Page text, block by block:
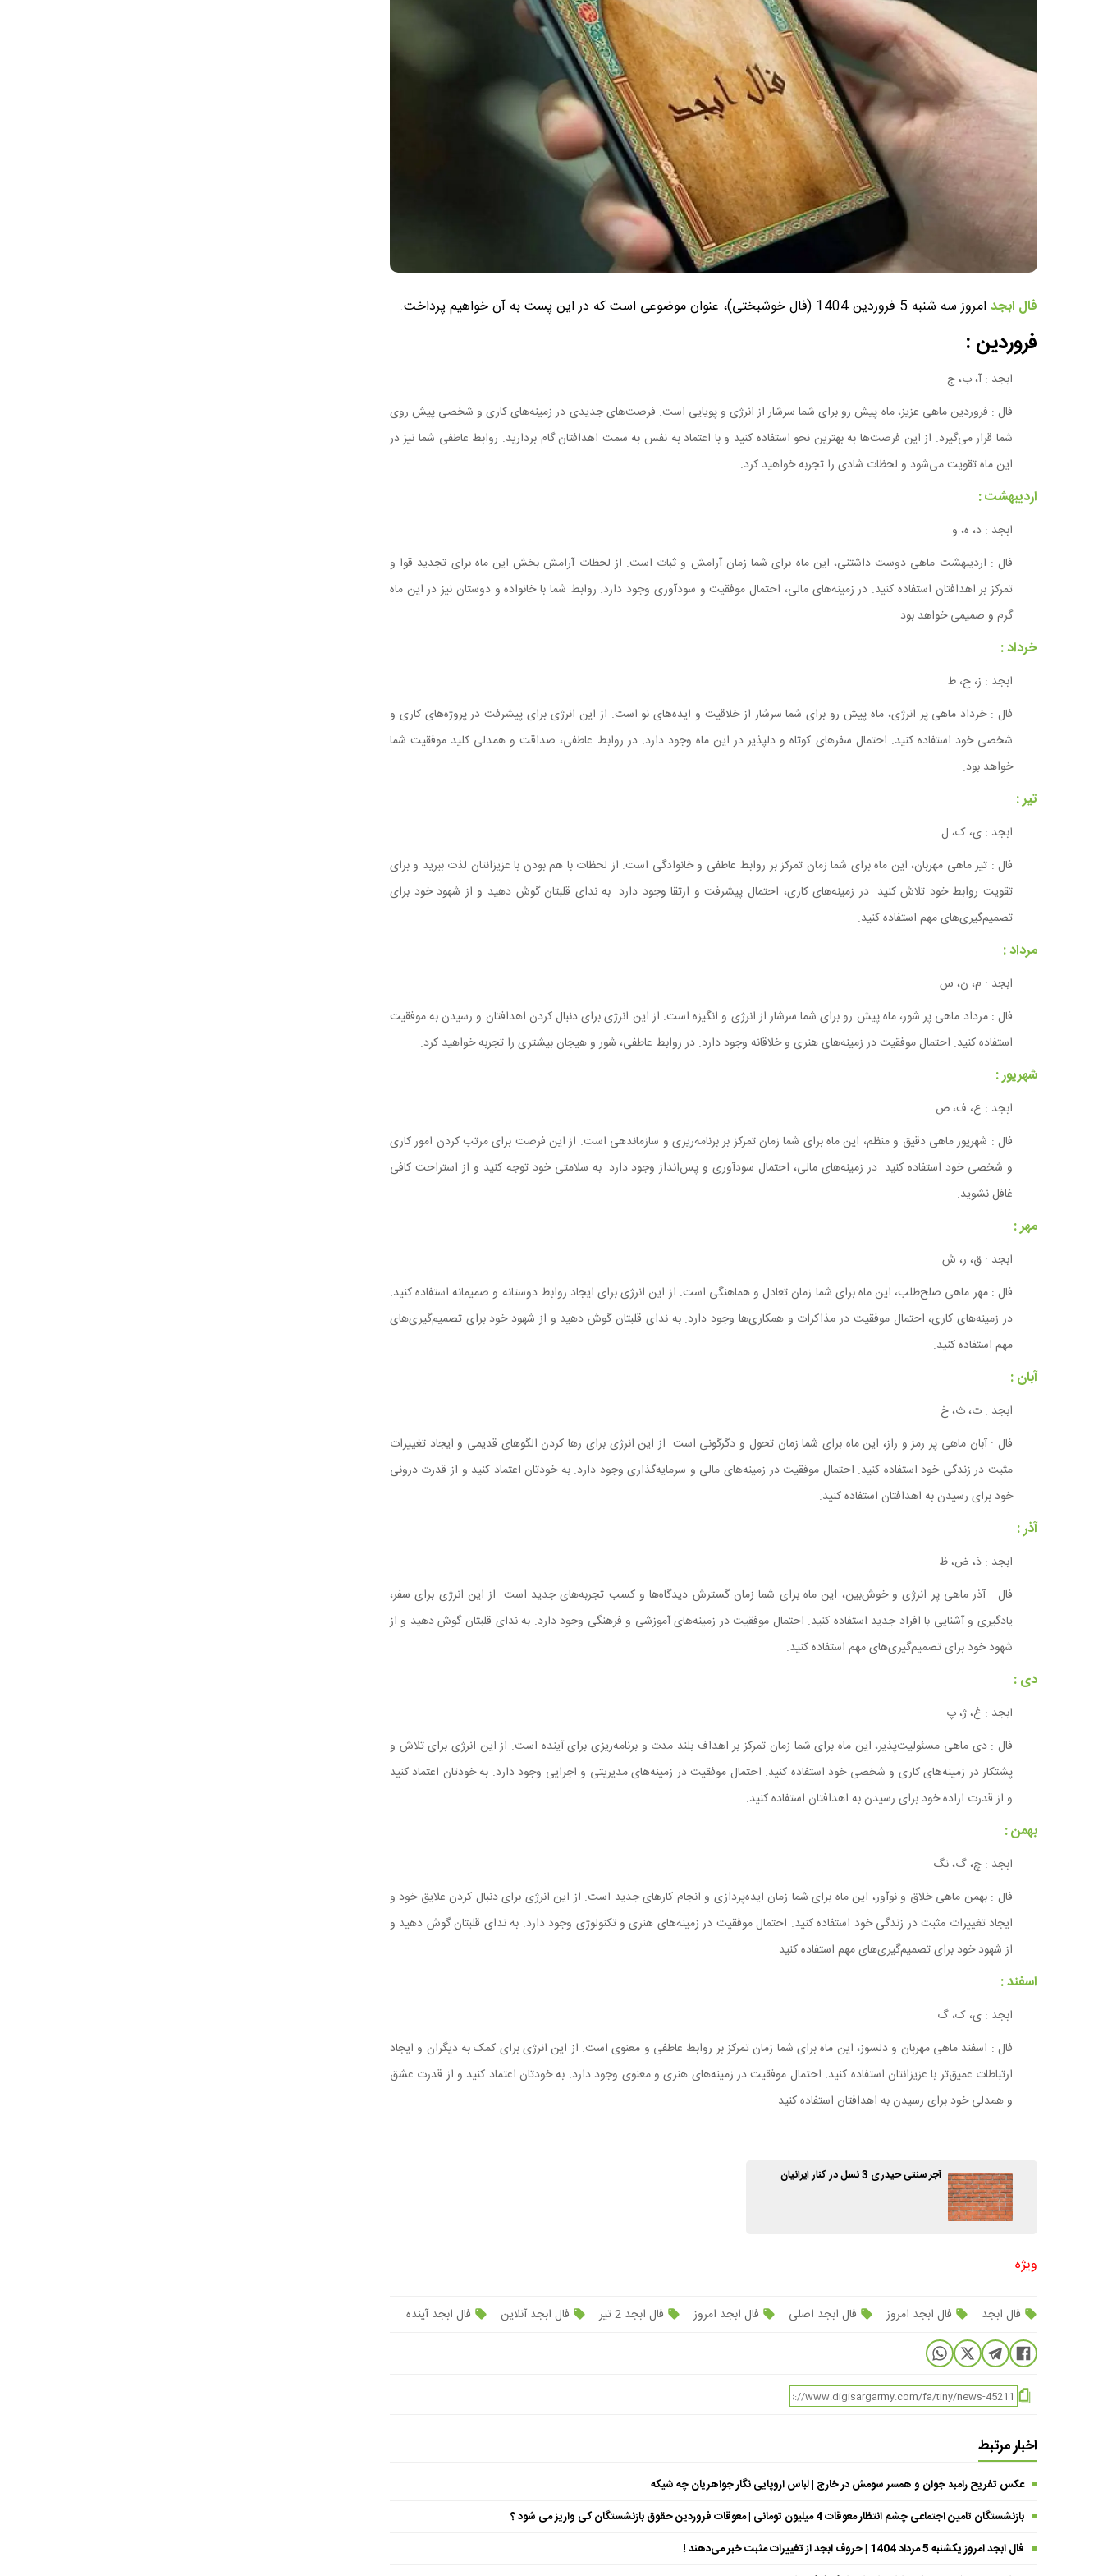
فال ابجد امروز سه شنبه 5 فروردین 1404 (فال خوشبختی)، عنوان موضوعی است که در این پست به آن خواهیم پرداخت.
فروردین :
ابجد : آ، ب، ج
فال : فروردین ماهی عزیز، ماه پیش رو برای شما سرشار از انرژی و پویایی است. فرصت‌های جدیدی در زمینه‌های کاری و شخصی پیش روی
شما قرار می‌گیرد. از این فرصت‌ها به بهترین نحو استفاده کنید و با اعتماد به نفس به سمت اهدافتان گام بردارید. روابط عاطفی شما نیز در
این ماه تقویت می‌شود و لحظات شادی را تجربه خواهید کرد.
اردیبهشت :
ابجد : د، ه، و
فال : اردیبهشت ماهی دوست داشتنی، این ماه برای شما زمان آرامش و ثبات است. از لحظات آرامش بخش این ماه برای تجدید قوا و
تمرکز بر اهدافتان استفاده کنید. در زمینه‌های مالی، احتمال موفقیت و سودآوری وجود دارد. روابط شما با خانواده و دوستان نیز در این ماه
گرم و صمیمی خواهد بود.
خرداد :
ابجد : ز، ح، ط
فال : خرداد ماهی پر انرژی، ماه پیش رو برای شما سرشار از خلاقیت و ایده‌های نو است. از این انرژی برای پیشرفت در پروژه‌های کاری و
شخصی خود استفاده کنید. احتمال سفرهای کوتاه و دلپذیر در این ماه وجود دارد. در روابط عاطفی، صداقت و همدلی کلید موفقیت شما
خواهد بود.
تیر :
ابجد : ی، ک، ل
فال : تیر ماهی مهربان، این ماه برای شما زمان تمرکز بر روابط عاطفی و خانوادگی است. از لحظات با هم بودن با عزیزانتان لذت ببرید و برای
تقویت روابط خود تلاش کنید. در زمینه‌های کاری، احتمال پیشرفت و ارتقا وجود دارد. به ندای قلبتان گوش دهید و از شهود خود برای
تصمیم‌گیری‌های مهم استفاده کنید.
مرداد :
ابجد : م، ن، س
فال : مرداد ماهی پر شور، ماه پیش رو برای شما سرشار از انرژی و انگیزه است. از این انرژی برای دنبال کردن اهدافتان و رسیدن به موفقیت
استفاده کنید. احتمال موفقیت در زمینه‌های هنری و خلاقانه وجود دارد. در روابط عاطفی، شور و هیجان بیشتری را تجربه خواهید کرد.
شهریور :
ابجد : ع، ف، ص
فال : شهریور ماهی دقیق و منظم، این ماه برای شما زمان تمرکز بر برنامه‌ریزی و سازماندهی است. از این فرصت برای مرتب کردن امور کاری
و شخصی خود استفاده کنید. در زمینه‌های مالی، احتمال سودآوری و پس‌انداز وجود دارد. به سلامتی خود توجه کنید و از استراحت کافی
غافل نشوید.
مهر :
ابجد : ق، ر، ش
فال : مهر ماهی صلح‌طلب، این ماه برای شما زمان تعادل و هماهنگی است. از این انرژی برای ایجاد روابط دوستانه و صمیمانه استفاده کنید.
در زمینه‌های کاری، احتمال موفقیت در مذاکرات و همکاری‌ها وجود دارد. به ندای قلبتان گوش دهید و از شهود خود برای تصمیم‌گیری‌های
مهم استفاده کنید.
آبان :
ابجد : ت، ث، خ
فال : آبان ماهی پر رمز و راز، این ماه برای شما زمان تحول و دگرگونی است. از این انرژی برای رها کردن الگوهای قدیمی و ایجاد تغییرات
مثبت در زندگی خود استفاده کنید. احتمال موفقیت در زمینه‌های مالی و سرمایه‌گذاری وجود دارد. به خودتان اعتماد کنید و از قدرت درونی
خود برای رسیدن به اهدافتان استفاده کنید.
آذر :
ابجد : ذ، ض، ظ
فال : آذر ماهی پر انرژی و خوش‌بین، این ماه برای شما زمان گسترش دیدگاه‌ها و کسب تجربه‌های جدید است. از این انرژی برای سفر،
یادگیری و آشنایی با افراد جدید استفاده کنید. احتمال موفقیت در زمینه‌های آموزشی و فرهنگی وجود دارد. به ندای قلبتان گوش دهید و از
شهود خود برای تصمیم‌گیری‌های مهم استفاده کنید.
دی :
ابجد : غ، ژ، پ
فال : دی ماهی مسئولیت‌پذیر، این ماه برای شما زمان تمرکز بر اهداف بلند مدت و برنامه‌ریزی برای آینده است. از این انرژی برای تلاش و
پشتکار در زمینه‌های کاری و شخصی خود استفاده کنید. احتمال موفقیت در زمینه‌های مدیریتی و اجرایی وجود دارد. به خودتان اعتماد کنید
و از قدرت اراده خود برای رسیدن به اهدافتان استفاده کنید.
بهمن :
ابجد : چ، گ، نگ
فال : بهمن ماهی خلاق و نوآور، این ماه برای شما زمان ایده‌پردازی و انجام کارهای جدید است. از این انرژی برای دنبال کردن علایق خود و
ایجاد تغییرات مثبت در زندگی خود استفاده کنید. احتمال موفقیت در زمینه‌های هنری و تکنولوژی وجود دارد. به ندای قلبتان گوش دهید و
از شهود خود برای تصمیم‌گیری‌های مهم استفاده کنید.
اسفند :
ابجد : ی، ک، گ
فال : اسفند ماهی مهربان و دلسوز، این ماه برای شما زمان تمرکز بر روابط عاطفی و معنوی است. از این انرژی برای کمک به دیگران و ایجاد
ارتباطات عمیق‌تر با عزیزانتان استفاده کنید. احتمال موفقیت در زمینه‌های هنری و معنوی وجود دارد. به خودتان اعتماد کنید و از قدرت عشق
و همدلی خود برای رسیدن به اهدافتان استفاده کنید.
آجر سنتی حیدری 3 نسل در کنار ایرانیان
ویژه
فال ابجد فال ابجد امروز فال ابجد اصلی فال ابجد امروز فال ابجد 2 تیر فال ابجد آنلاین فال ابجد آینده
اخبار مرتبط
عکس تفریح رامبد جوان و همسر سومش در خارج | لباس اروپایی نگار جواهریان چه شیکه
بازنشستگان تامین اجتماعی چشم انتظار معوقات 4 میلیون تومانی | معوقات فروردین حقوق بازنشستگان کی واریز می شود ؟
فال ابجد امروز یکشنبه 5 مرداد 1404 | حروف ابجد از تغییرات مثبت خبر می‌دهند !